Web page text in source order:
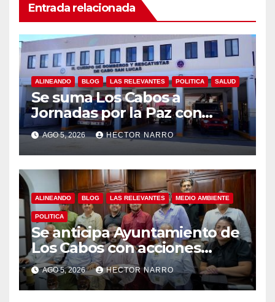
Entrada relacionada
ALINEANDO BLOG LAS RELEVANTES POLITICA SALUD
Se suma Los Cabos a
Jornadas por la Paz con
capacitación en primeros
auxilios para jóvenes
AGO 5, 2026 HECTOR NARRO
ALINEANDO BLOG LAS RELEVANTES MEDIO AMBIENTE
POLITICA
Se anticipa Ayuntamiento de
Los Cabos con acciones
preventivas ante lluvias en el
centro histórico
AGO 5, 2026 HECTOR NARRO